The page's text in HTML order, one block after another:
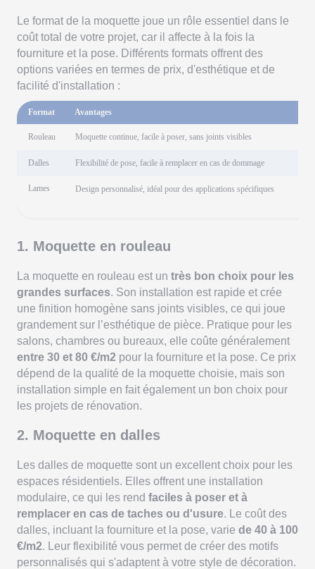
Le format de la moquette joue un rôle essentiel dans le
coût total de votre projet, car il affecte à la fois la
fourniture et la pose. Différents formats offrent des
options variées en termes de prix, d'esthétique et de
facilité d'installation :
Format Avantages
Rouleau Moquette continue, facile à poser, sans joints visibles
Dalles Flexibilité de pose, facile à remplacer en cas de dommage
Lames Design personnalisé, idéal pour des applications spécifiques
1. Moquette en rouleau
La moquette en rouleau est un très bon choix pour les
grandes surfaces. Son installation est rapide et crée
une finition homogène sans joints visibles, ce qui joue
grandement sur l’esthétique de pièce. Pratique pour les
salons, chambres ou bureaux, elle coûte généralement
entre 30 et 80 €/m2 pour la fourniture et la pose. Ce prix
dépend de la qualité de la moquette choisie, mais son
installation simple en fait également un bon choix pour
les projets de rénovation.
2. Moquette en dalles
Les dalles de moquette sont un excellent choix pour les
espaces résidentiels. Elles offrent une installation
modulaire, ce qui les rend faciles à poser et à
remplacer en cas de taches ou d'usure. Le coût des
dalles, incluant la fourniture et la pose, varie de 40 à 100
€/m2. Leur flexibilité vous permet de créer des motifs
personnalisés qui s'adaptent à votre style de décoration.